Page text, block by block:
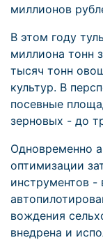
миллионов
В этом году
миллиона тонн
тысяч тонн
культур. В
посевные
зерновых - до
Одновременно
оптимизации
инструментов -
вождения
внедрена и